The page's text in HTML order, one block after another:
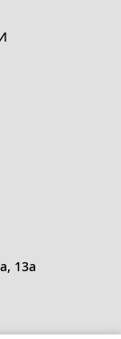
13a